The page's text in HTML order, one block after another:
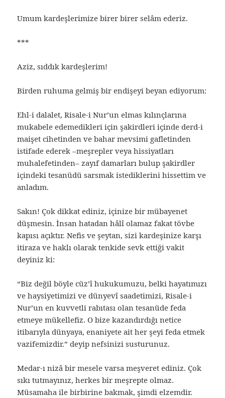
Umum kardeşlerimize birer birer selâm ederiz.
***
Aziz, sıddık kardeşlerim!
Birden ruhuma gelmiş bir endişeyi beyan ediyorum:
Ehl-i dalalet, Risale-i Nur’un elmas kılınçlarına
mukabele edemedikleri için şakirdleri içinde derd-i
maişet cihetinden ve bahar mevsimi gafletinden
istifade ederek –meşrepler veya hissiyatları
muhalefetinden– zayıf damarları bulup şakirdler
içindeki tesanüdü sarsmak istediklerini hissettim ve
anladım.
Sakın! Çok dikkat ediniz, içinize bir mübayenet
düşmesin. İnsan hatadan hâlî olamaz fakat tövbe
kapısı açıktır. Nefis ve şeytan, sizi kardeşinize karşı
itiraza ve haklı olarak tenkide sevk ettiği vakit
deyiniz ki:
“Biz değil böyle cüz’î hukukumuzu, belki hayatımızı
ve haysiyetimizi ve dünyevî saadetimizi, Risale-i
Nur’un en kuvvetli rabıtası olan tesanüde feda
etmeye mükellefiz. O bize kazandırdığı netice
itibarıyla dünyaya, enaniyete ait her şeyi feda etmek
vazifemizdir.” deyip nefsinizi susturunuz.
Medar-ı nizâ bir mesele varsa meşveret ediniz. Çok
sıkı tutmayınız, herkes bir meşrepte olmaz.
Müsamaha ile birbirine bakmak, şimdi elzemdir.